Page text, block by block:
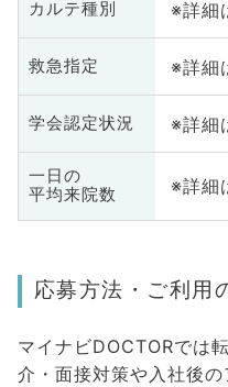
カルテ種別 ※詳細
救急指定 ※詳細
学会認定状況 ※詳細
一日の
平均来院数
※詳細
応募方法・ご利用
マイナビDOCTORでは
介・面接対策や入社後